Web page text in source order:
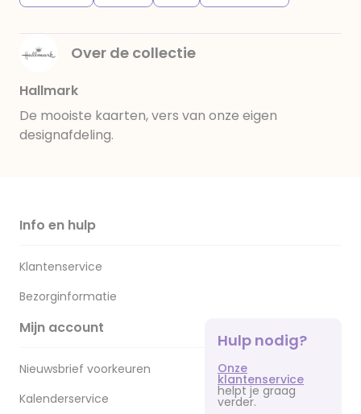
Over de collectie
Hallmark
De mooiste kaarten, vers van onze eigen
designafdeling.
Info en hulp
Klantenservice
Bezorginformatie
Mijn account
Nieuwsbrief voorkeuren
Kalenderservice
Hulp nodig?
Onze
klantenservice
helpt je graag
verder.